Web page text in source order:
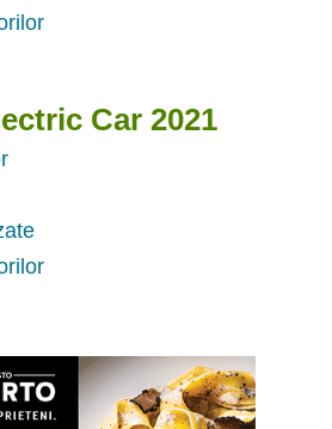
Car 2021